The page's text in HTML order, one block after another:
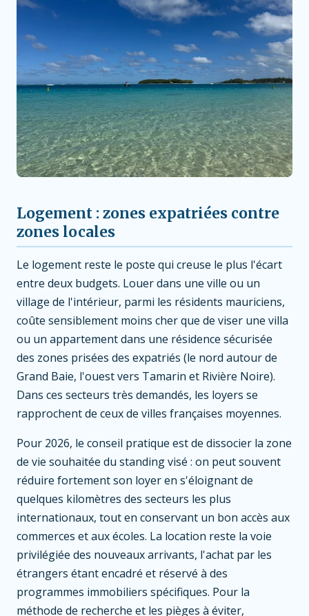
Logement : zones expatriées contre
zones locales
Le logement reste le poste qui creuse le plus l'écart
entre deux budgets. Louer dans une ville ou un
village de l'intérieur, parmi les résidents mauriciens,
coûte sensiblement moins cher que de viser une villa
ou un appartement dans une résidence sécurisée
des zones prisées des expatriés (le nord autour de
Grand Baie, l'ouest vers Tamarin et Rivière Noire).
Dans ces secteurs très demandés, les loyers se
rapprochent de ceux de villes françaises moyennes.
Pour 2026, le conseil pratique est de dissocier la zone
de vie souhaitée du standing visé : on peut souvent
réduire fortement son loyer en s'éloignant de
quelques kilomètres des secteurs les plus
internationaux, tout en conservant un bon accès aux
commerces et aux écoles. La location reste la voie
privilégiée des nouveaux arrivants, l'achat par les
étrangers étant encadré et réservé à des
programmes immobiliers spécifiques. Pour la
méthode de recherche et les pièges à éviter,